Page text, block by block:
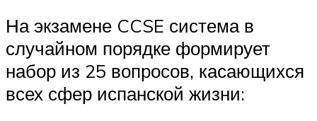
На экзамене CCSE система в
случайном порядке формирует
набор из 25 вопросов, касающихся
всех сфер испанской жизни: